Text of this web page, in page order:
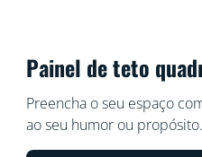
Painel de teto
Preencha o seu espaço
ao seu humor ou
instalação tornam-no